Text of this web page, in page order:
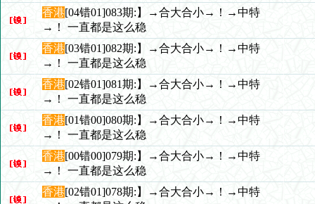
香港[04错01]083期:】→合大合小→！→中特
→！ 一直都是这么稳
香港[03错01]082期:】→合大合小→！→中特
→！ 一直都是这么稳
香港[02错01]081期:】→合大合小→！→中特
→！ 一直都是这么稳
香港[01错00]080期:】→合大合小→！→中特
→！ 一直都是这么稳
香港[00错00]079期:】→合大合小→！→中特
→！ 一直都是这么稳
香港[02错01]078期:】→合大合小→！→中特